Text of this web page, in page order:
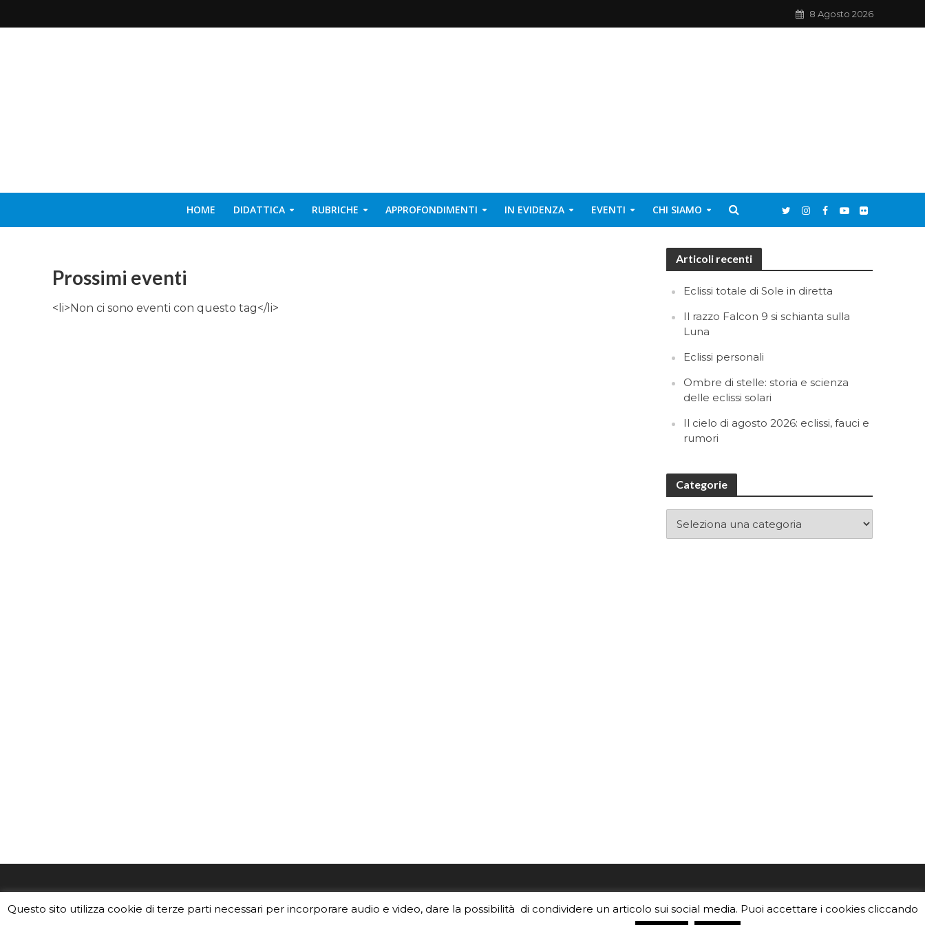
8 Agosto 2026
HOME DIDATTICA RUBRICHE APPROFONDIMENTI IN EVIDENZA EVENTI CHI SIAMO
Prossimi eventi
<li>Non ci sono eventi con questo tag</li>
Articoli recenti
Eclissi totale di Sole in diretta
Il razzo Falcon 9 si schianta sulla
Luna
Eclissi personali
Ombre di stelle: storia e scienza
delle eclissi solari
Il cielo di agosto 2026: eclissi, fauci e
rumori
Categorie
divulgazione dell'INAF,Istituto
Leggi i Crediti.
risponde, per inviarci le tue foto o i
brochureda distribuire nella tua
Questo sito utilizza cookie di terze parti necessari per incorporare audio e video, dare la possibilità di condividere un articolo sui social media. Puoi accettare i cookies cliccando